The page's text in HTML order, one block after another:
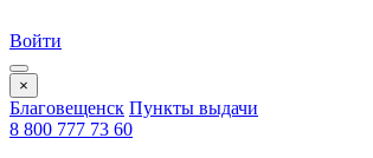
Войти
×
Благовещенск Пункты выдачи
8 800 777 73 60